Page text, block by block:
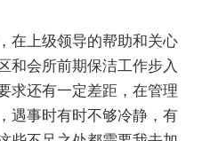
上级领导的帮助和关心
和会所前期保洁工作步入
求还有一定差距，在管理
遇事时有时不够冷静，有